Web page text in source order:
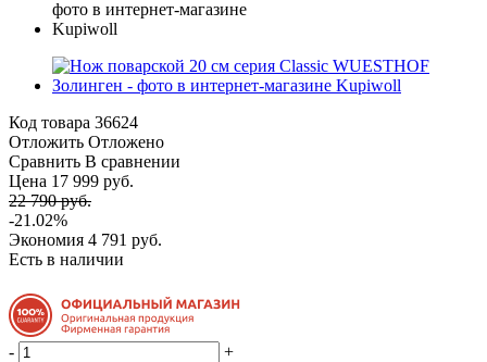
Код товара 36624
Отложить Отложено
Сравнить В сравнении
Цена 17 999 руб.
22 790 руб.
-21.02%
Экономия 4 791 руб.
Есть в наличии
-
+